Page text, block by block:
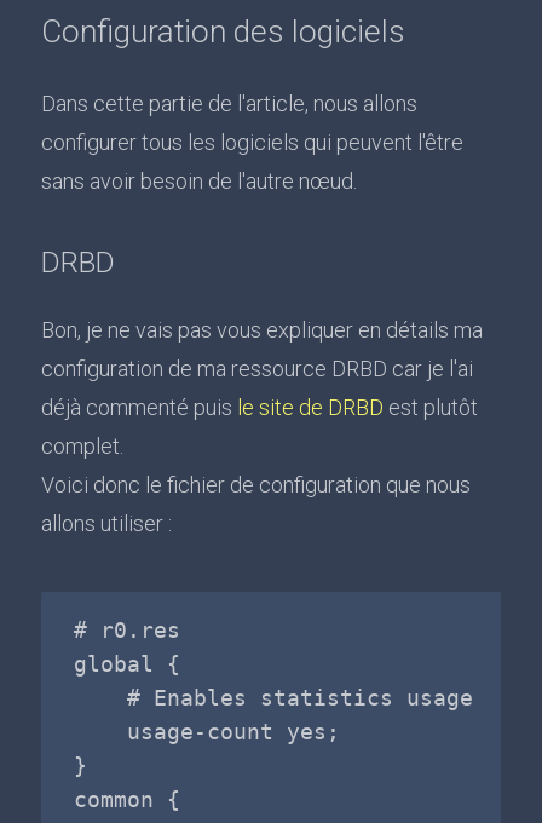
Configuration des logiciels
Dans cette partie de l'article, nous allons
configurer tous les logiciels qui peuvent l'être
sans avoir besoin de l'autre nœud.
DRBD
Bon, je ne vais pas vous expliquer en détails ma
configuration de ma ressource DRBD car je l'ai
déjà commenté puis le site de DRBD est plutôt
complet.
Voici donc le fichier de configuration que nous
allons utiliser :
# r0.res
global {
    # Enables statistics usage
    usage-count yes;
}
common {